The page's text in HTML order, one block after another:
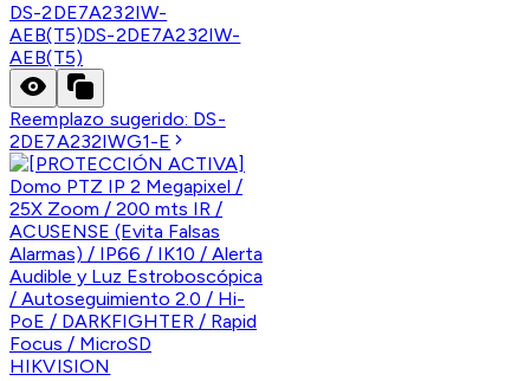
DS-2DE7A232IW-
AEB(T5)DS-2DE7A232IW-
AEB(T5)
Reemplazo sugerido: DS-
2DE7A232IWG1-E
HIKVISION